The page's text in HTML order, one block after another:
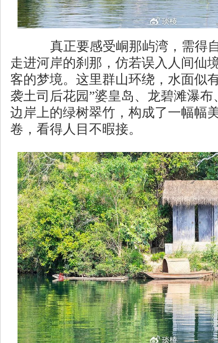
真正要感受峒那屿湾，需得
走进河岸的刹那，仿若误入人间仙
客的梦境。这里群山环绕，水面似
袭土司后花园”婆皇岛、龙碧滩瀑
边岸上的绿树翠竹，构成了一幅幅
卷，看得人目不暇接。